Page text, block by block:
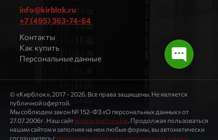
info@kirblok.ru
+7 (495) 363-74-64
Контакты
Как купить
Персональные данные
© «Кирблок», 2017 - 2026. Все права защищены. Не является
публичной офертой.
Мы соблюдем закон № 152-ФЗ «О персональных данных» от
27.07.2006г. Наш сайтиспользует cookie. Продолжая пользоваться
нашим сайтом и заполняя на нем любые формы, вы автоматически
соглашаетесь справилами обработки персональных данных.